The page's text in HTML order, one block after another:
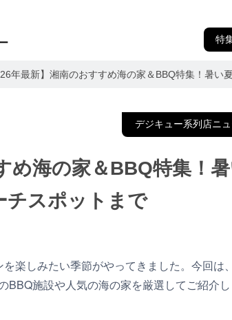
特
年最新】湘南のおすすめ海の家＆BBQ特集！暑
デジキュー系列店ニ
め海の家＆BBQ特集！
チスポットまで
楽しみたい季節がやってきました。今回は
施設や人気の海の家を厳選してご紹介し